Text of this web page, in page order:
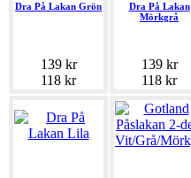
Dra På Lakan Grön
139 kr
118 kr
Dra På Lakan
Mörkgrå
139 kr
118 kr